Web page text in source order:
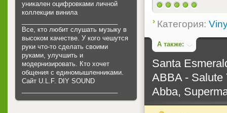
Категория:
А также:
Santa
ABBA - Salute
Abba,
уникален оцифровками личной
коллекции винила
Все, кто любит слушать музыку в
высоком качестве. У кого чешутся
руки что-то сделать своими
руками, улучшить и
модернизировать. Кто хочет
общения с единомышленниками.
Cайт U.L.F. DIY SOUND